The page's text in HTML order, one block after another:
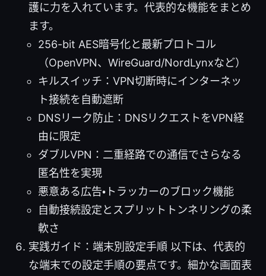
護に力を入れています。代表的な機能をまとめ
ます。
256-bit AES暗号化と最新プロトコル
（OpenVPN、WireGuard/NordLynxなど）
キルスイッチ：VPN切断時にインターネッ
ト接続を自動遮断
DNSリーク防止：DNSリクエストをVPN経
由に限定
ダブルVPN：二重経路での通信でさらなる
匿名性を実現
悪意ある広告・トラッカーのブロック機能
自動接続設定とスプリットトンネリングの柔
軟さ
実践ガイド：端末別設定手順 以下は、代表的
な端末での設定手順の要点です。細かな画面表